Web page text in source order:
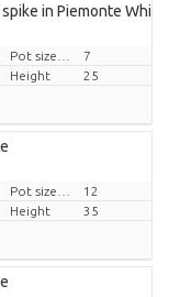
in Piemonte White
7
Height
25
12
Height
35